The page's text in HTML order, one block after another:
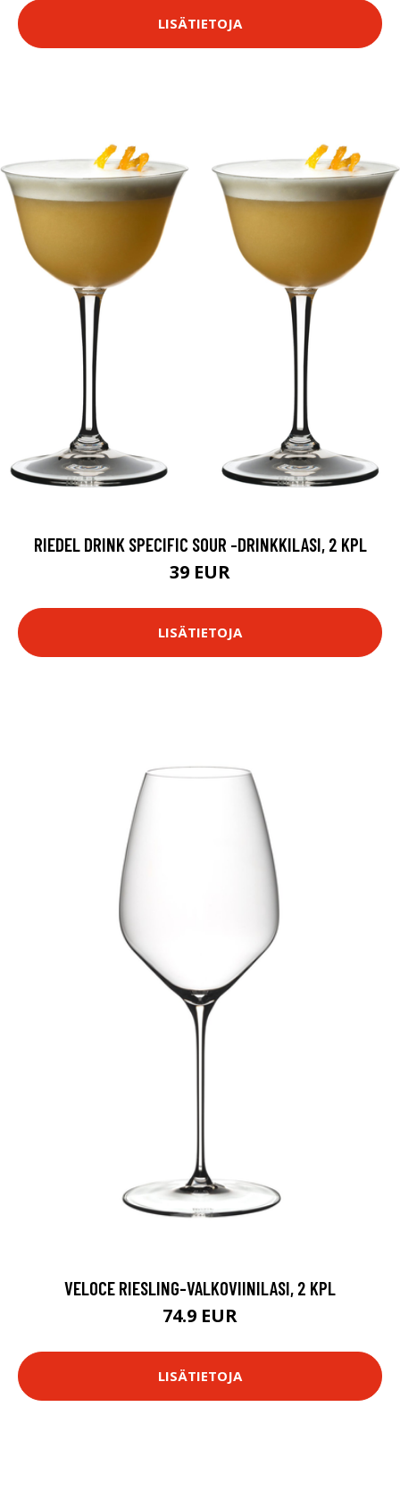
LISÄTIETOJA
RIEDEL DRINK SPECIFIC SOUR -DRINKKILASI, 2 KPL
39 EUR
LISÄTIETOJA
VELOCE RIESLING-VALKOVIINILASI, 2 KPL
74.9 EUR
LISÄTIETOJA